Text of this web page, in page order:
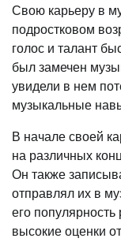
Свою карьеру в
подростковом
голос и талант
был замечен
увидели в нем
музыкальные
В начале своей
на различных
Он также
отправлял их в
его
высокие оценки